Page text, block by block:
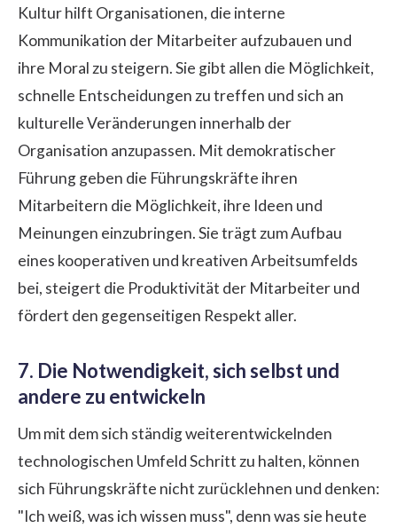
Kultur hilft Organisationen, die interne
Kommunikation der Mitarbeiter aufzubauen und
ihre Moral zu steigern. Sie gibt allen die Möglichkeit,
schnelle Entscheidungen zu treffen und sich an
kulturelle Veränderungen innerhalb der
Organisation anzupassen. Mit demokratischer
Führung geben die Führungskräfte ihren
Mitarbeitern die Möglichkeit, ihre Ideen und
Meinungen einzubringen. Sie trägt zum Aufbau
eines kooperativen und kreativen Arbeitsumfelds
bei, steigert die Produktivität der Mitarbeiter und
fördert den gegenseitigen Respekt aller.
7. Die Notwendigkeit, sich selbst und
andere zu entwickeln
Um mit dem sich ständig weiterentwickelnden
technologischen Umfeld Schritt zu halten, können
sich Führungskräfte nicht zurücklehnen und denken:
"Ich weiß, was ich wissen muss", denn was sie heute